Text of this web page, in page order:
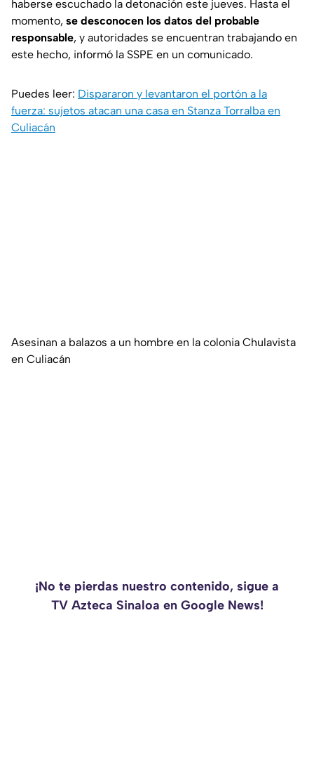
haberse escuchado la detonación este jueves. Hasta el
momento, se desconocen los datos del probable
responsable, y autoridades se encuentran trabajando en
este hecho, informó la SSPE en un comunicado.
Puedes leer: Dispararon y levantaron el portón a la
fuerza: sujetos atacan una casa en Stanza Torralba en
Culiacán
Asesinan a balazos a un hombre en la colonia Chulavista
en Culiacán
¡No te pierdas nuestro contenido, sigue a
TV Azteca Sinaloa en Google News!